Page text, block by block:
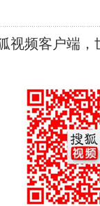
频客户端，